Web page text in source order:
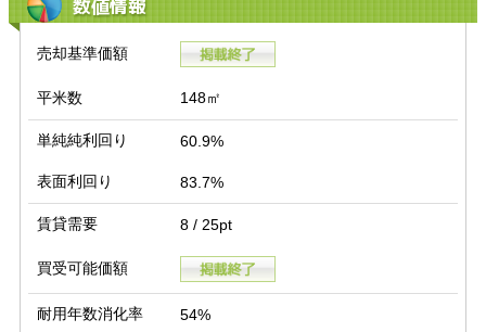
数値情報
売却基準価額
平米数 148㎡
単純純利回り 60.9%
表面利回り 83.7%
賃貸需要 8 / 25pt
買受可能価額
耐用年数消化率 54%